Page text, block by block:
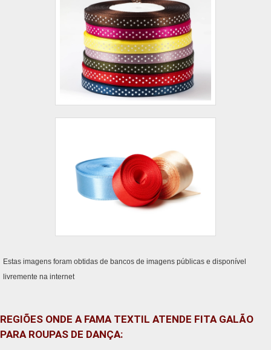
Estas imagens foram obtidas de bancos de imagens públicas e disponível
livremente na internet
REGIÕES ONDE A FAMA TEXTIL ATENDE FITA GALÃO
PARA ROUPAS DE DANÇA: